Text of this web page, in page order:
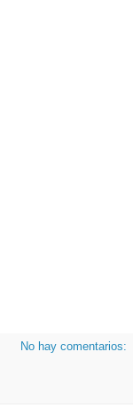
No hay comentarios: